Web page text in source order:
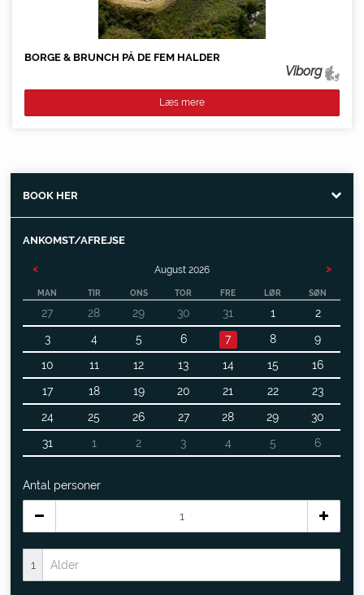
BORGE & BRUNCH PÅ DE FEM HALDER
Viborg
Læs mere
BOOK HER
ANKOMST/AFREJSE
< >
August 2026
MAN TIR ONS TOR FRE LØR SØN
27 28 29 30 31 1
2
3
4 5 6 7 8
9
10
11 12 13 14 15
16
17
18 19 20 21 22
23
24
25 26 27 28 29
30
31
1 2 3 4 5 6
Antal personer
1